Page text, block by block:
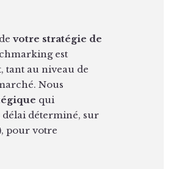
votre stratégie de
est
tant au niveau de
Nous
qui
délai déterminé, sur
pour votre